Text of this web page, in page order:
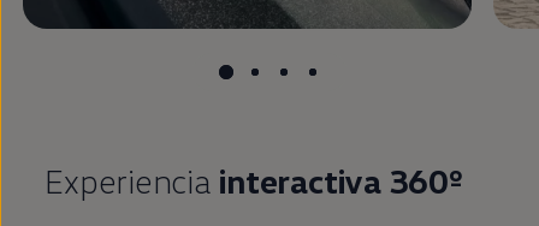
Experiencia interactiva 360º